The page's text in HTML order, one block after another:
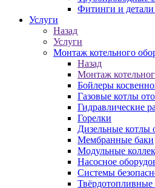
Фитинги и детали
Услуги
Назад
Услуги
Монтаж котельного
Назад
Монтаж
Бойлеры
Газовые котлы
Гидравлические
Горелки
Дизельные котлы
Мембранные баки
Модульные
Насосное
Системы
Твёрдотопливные